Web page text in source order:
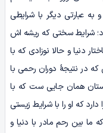
عبارتی دیگر با شرایطی
شرایط سختی که ریشه‌ اش
دنیا و حالا نوزادی که با
که در نتیجۀ دوران رحمی با
همان جایی‌ ست که با
که او را با شرایط زیستی
بین رحم مادر با دنیا و